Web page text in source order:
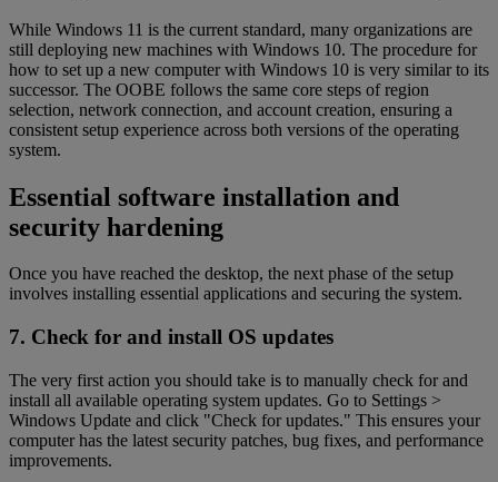
While Windows 11 is the current standard, many organizations are
still deploying new machines with Windows 10. The procedure for
how to set up a new computer with Windows 10 is very similar to its
successor. The OOBE follows the same core steps of region
selection, network connection, and account creation, ensuring a
consistent setup experience across both versions of the operating
system.
Essential software installation and
security hardening
Once you have reached the desktop, the next phase of the setup
involves installing essential applications and securing the system.
7. Check for and install OS updates
The very first action you should take is to manually check for and
install all available operating system updates. Go to Settings >
Windows Update and click "Check for updates." This ensures your
computer has the latest security patches, bug fixes, and performance
improvements.